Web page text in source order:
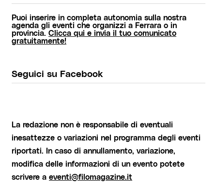
Puoi inserire in completa autonomia sulla nostra
agenda gli eventi che organizzi a Ferrara o in
provincia. Clicca qui e invia il tuo comunicato
gratuitamente!
Seguici su Facebook
La redazione non è responsabile di eventuali
inesattezze o variazioni nel programma degli eventi
riportati. In caso di annullamento, variazione,
modifica delle informazioni di un evento potete
scrivere a eventi@filomagazine.it